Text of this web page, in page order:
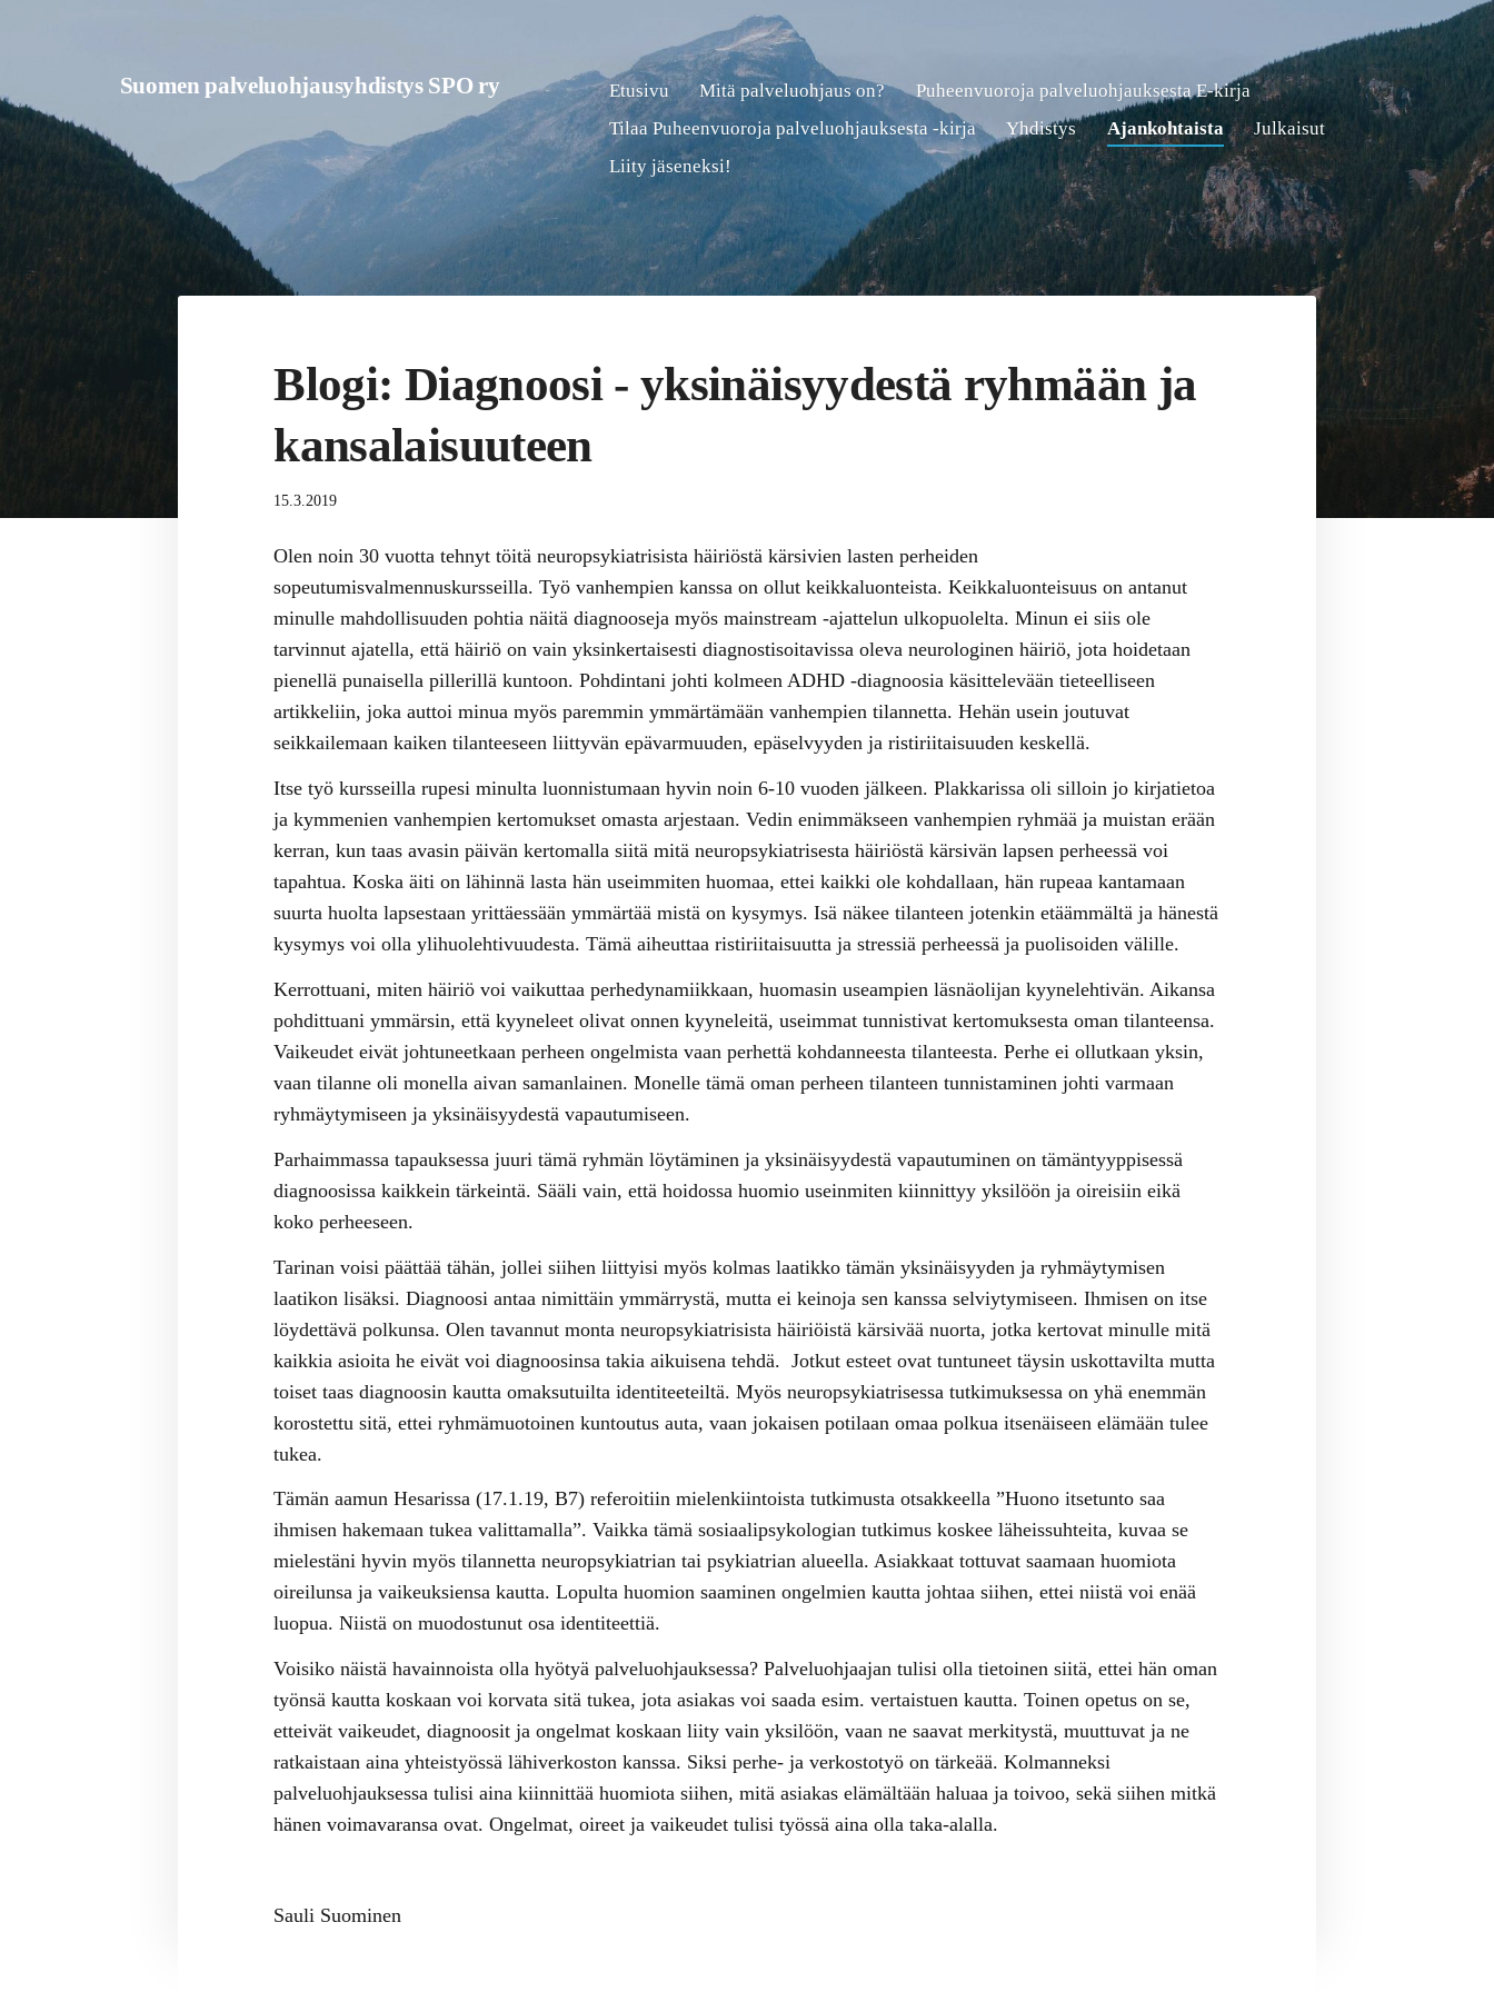
Suomen palveluohjausyhdistys SPO ry Etusivu Mitä palveluohjaus on?
Puheenvuoroja palveluohjauksesta E-kirja
Tilaa Puheenvuoroja palveluohjauksesta -kirja
Yhdistys Ajankohtaista
Julkaisut
Liity jäseneksi!
Blogi: Diagnoosi - yksinäisyydestä ryhmään ja
kansalaisuuteen
15.3.2019
Olen noin 30 vuotta tehnyt töitä neuropsykiatrisista häiriöstä kärsivien lasten perheiden
sopeutumisvalmennuskursseilla. Työ vanhempien kanssa on ollut keikkaluonteista. Keikkaluonteisuus on antanut
minulle mahdollisuuden pohtia näitä diagnooseja myös mainstream -ajattelun ulkopuolelta. Minun ei siis ole
tarvinnut ajatella, että häiriö on vain yksinkertaisesti diagnostisoitavissa oleva neurologinen häiriö, jota hoidetaan
pienellä punaisella pillerillä kuntoon. Pohdintani johti kolmeen ADHD -diagnoosia käsittelevään tieteelliseen
artikkeliin, joka auttoi minua myös paremmin ymmärtämään vanhempien tilannetta. Hehän usein joutuvat
seikkailemaan kaiken tilanteeseen liittyvän epävarmuuden, epäselvyyden ja ristiriitaisuuden keskellä.
Itse työ kursseilla rupesi minulta luonnistumaan hyvin noin 6-10 vuoden jälkeen. Plakkarissa oli silloin jo kirjatietoa
ja kymmenien vanhempien kertomukset omasta arjestaan. Vedin enimmäkseen vanhempien ryhmää ja muistan erään
kerran, kun taas avasin päivän kertomalla siitä mitä neuropsykiatrisesta häiriöstä kärsivän lapsen perheessä voi
tapahtua. Koska äiti on lähinnä lasta hän useimmiten huomaa, ettei kaikki ole kohdallaan, hän rupeaa kantamaan
suurta huolta lapsestaan yrittäessään ymmärtää mistä on kysymys. Isä näkee tilanteen jotenkin etäämmältä ja hänestä
kysymys voi olla ylihuolehtivuudesta. Tämä aiheuttaa ristiriitaisuutta ja stressiä perheessä ja puolisoiden välille.
Kerrottuani, miten häiriö voi vaikuttaa perhedynamiikkaan, huomasin useampien läsnäolijan kyynelehtivän. Aikansa
pohdittuani ymmärsin, että kyyneleet olivat onnen kyyneleitä, useimmat tunnistivat kertomuksesta oman tilanteensa.
Vaikeudet eivät johtuneetkaan perheen ongelmista vaan perhettä kohdanneesta tilanteesta. Perhe ei ollutkaan yksin,
vaan tilanne oli monella aivan samanlainen. Monelle tämä oman perheen tilanteen tunnistaminen johti varmaan
ryhmäytymiseen ja yksinäisyydestä vapautumiseen.
Parhaimmassa tapauksessa juuri tämä ryhmän löytäminen ja yksinäisyydestä vapautuminen on tämäntyyppisessä
diagnoosissa kaikkein tärkeintä. Sääli vain, että hoidossa huomio useinmiten kiinnittyy yksilöön ja oireisiin eikä
koko perheeseen.
Tarinan voisi päättää tähän, jollei siihen liittyisi myös kolmas laatikko tämän yksinäisyyden ja ryhmäytymisen
laatikon lisäksi. Diagnoosi antaa nimittäin ymmärrystä, mutta ei keinoja sen kanssa selviytymiseen. Ihmisen on itse
löydettävä polkunsa. Olen tavannut monta neuropsykiatrisista häiriöistä kärsivää nuorta, jotka kertovat minulle mitä
kaikkia asioita he eivät voi diagnoosinsa takia aikuisena tehdä. Jotkut esteet ovat tuntuneet täysin uskottavilta mutta
toiset taas diagnoosin kautta omaksutuilta identiteeteiltä. Myös neuropsykiatrisessa tutkimuksessa on yhä enemmän
korostettu sitä, ettei ryhmämuotoinen kuntoutus auta, vaan jokaisen potilaan omaa polkua itsenäiseen elämään tulee
tukea.
Tämän aamun Hesarissa (17.1.19, B7) referoitiin mielenkiintoista tutkimusta otsakkeella ”Huono itsetunto saa
ihmisen hakemaan tukea valittamalla”. Vaikka tämä sosiaalipsykologian tutkimus koskee läheissuhteita, kuvaa se
mielestäni hyvin myös tilannetta neuropsykiatrian tai psykiatrian alueella. Asiakkaat tottuvat saamaan huomiota
oireilunsa ja vaikeuksiensa kautta. Lopulta huomion saaminen ongelmien kautta johtaa siihen, ettei niistä voi enää
luopua. Niistä on muodostunut osa identiteettiä.
Voisiko näistä havainnoista olla hyötyä palveluohjauksessa? Palveluohjaajan tulisi olla tietoinen siitä, ettei hän oman
työnsä kautta koskaan voi korvata sitä tukea, jota asiakas voi saada esim. vertaistuen kautta. Toinen opetus on se,
etteivät vaikeudet, diagnoosit ja ongelmat koskaan liity vain yksilöön, vaan ne saavat merkitystä, muuttuvat ja ne
ratkaistaan aina yhteistyössä lähiverkoston kanssa. Siksi perhe- ja verkostotyö on tärkeää. Kolmanneksi
palveluohjauksessa tulisi aina kiinnittää huomiota siihen, mitä asiakas elämältään haluaa ja toivoo, sekä siihen mitkä
hänen voimavaransa ovat. Ongelmat, oireet ja vaikeudet tulisi työssä aina olla taka-alalla.
Sauli Suominen